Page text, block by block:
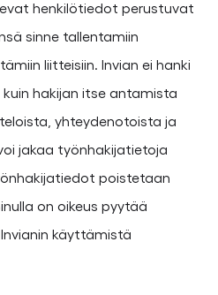
henkilötiedot perustuvat
sinne tallentamiin
liitteisiin. Invian ei hanki
hakijan itse antamista
yhteydenotoista ja
jakaa työnhakijatietoja
poistetaan
on oikeus pyytää
käyttämistä